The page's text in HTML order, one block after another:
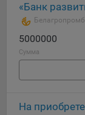
«Банк
5000000
Сумма
На